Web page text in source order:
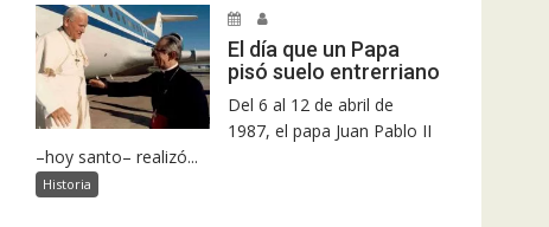
El día que un Papa
pisó suelo entrerriano
Del 6 al 12 de abril de
1987, el papa Juan Pablo II
–hoy santo– realizó...
Historia